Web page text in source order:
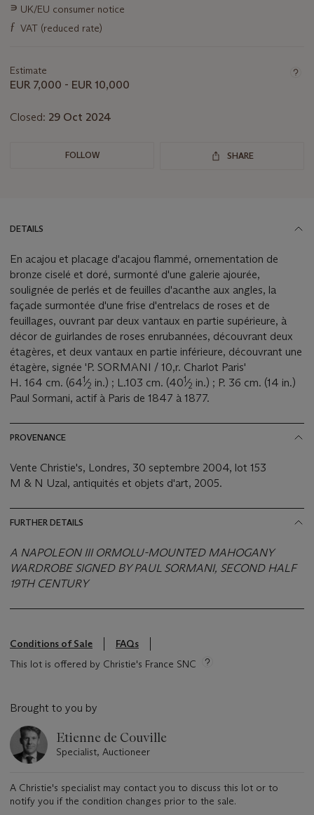
about
this
∍ UK/EU consumer notice
ƒ VAT (reduced rate)
Estimate
EUR 7,000 - EUR 10,000
Closed: 29 Oct 2024
FOLLOW SHARE
DETAILS
En acajou et placage d'acajou flammé, ornementation de
bronze ciselé et doré, surmonté d'une galerie ajourée,
soulignée de perlés et de feuilles d'acanthe aux angles, la
façade surmontée d'une frise d'entrelacs de roses et de
feuillages, ouvrant par deux vantaux en partie supérieure, à
décor de guirlandes de roses enrubannées, découvrant deux
étagères, et deux vantaux en partie inférieure, découvrant une
étagère, signée 'P. SORMANI / 10,r. Charlot Paris'
H. 164 cm. (641⁄2 in.) ; L.103 cm. (401⁄2 in.) ; P. 36 cm. (14 in.)
Paul Sormani, actif à Paris de 1847 à 1877.
PROVENANCE
Vente Christie's, Londres, 30 septembre 2004, lot 153
M & N Uzal, antiquités et objets d'art, 2005.
FURTHER DETAILS
A NAPOLEON III ORMOLU-MOUNTED MAHOGANY
WARDROBE SIGNED BY PAUL SORMANI, SECOND HALF
19TH CENTURY
Conditions of Sale
FAQs
This lot is offered by Christie's France SNC
Brought to you by
Etienne de Couville
Specialist, Auctioneer
A Christie's specialist may contact you to discuss this lot or to
notify you if the condition changes prior to the sale.